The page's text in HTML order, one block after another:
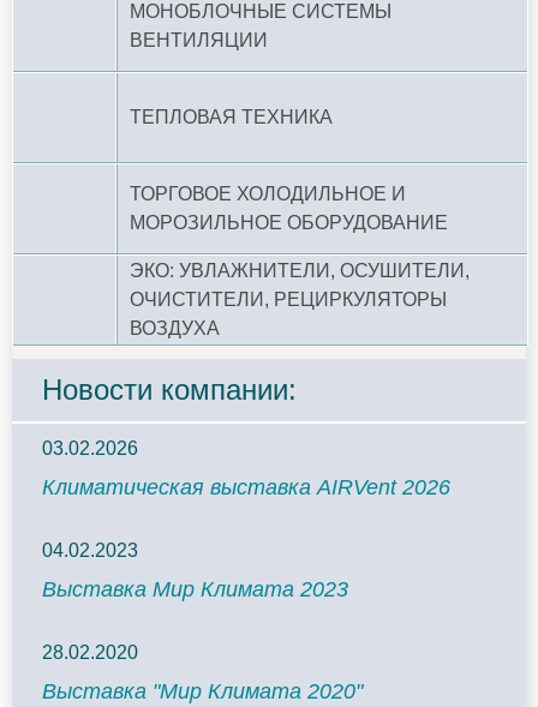
МОНОБЛОЧНЫЕ СИСТЕМЫ
ВЕНТИЛЯЦИИ
ТЕПЛОВАЯ ТЕХНИКА
ТОРГОВОЕ ХОЛОДИЛЬНОЕ И
МОРОЗИЛЬНОЕ ОБОРУДОВАНИЕ
ЭКО: УВЛАЖНИТЕЛИ, ОСУШИТЕЛИ,
ОЧИСТИТЕЛИ, РЕЦИРКУЛЯТОРЫ
ВОЗДУХА
Новости компании:
03.02.2026
Климатическая выставка AIRVent 2026
04.02.2023
Выставка Мир Климата 2023
28.02.2020
Выставка "Мир Климата 2020"